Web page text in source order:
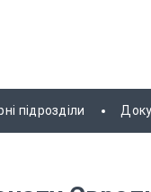
підрозділи